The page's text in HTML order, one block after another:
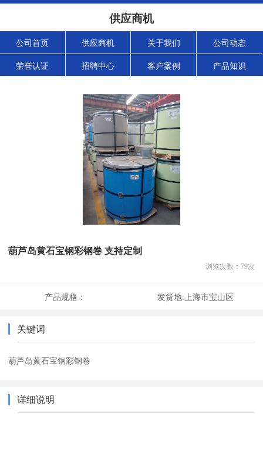
供应商机
公司首页 供应商机 关于我们 公司动态
荣誉认证 招聘中心 客户案例 产品知识
葫芦岛黄石宝钢彩钢卷 支持定制
浏览次数： 79次
产品规格： 发货地: 上海市宝山区
关键词
葫芦岛黄石宝钢彩钢卷
详细说明